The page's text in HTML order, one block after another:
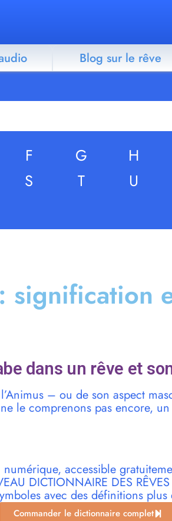
Blog sur le rêve
F G H
S T U
: signification
dans un rêve et
– ou de son aspect
le comprenons pas encore,
accessible
DICTIONNAIRE DES
avec des définitions plus
Commander le dictionnaire complet